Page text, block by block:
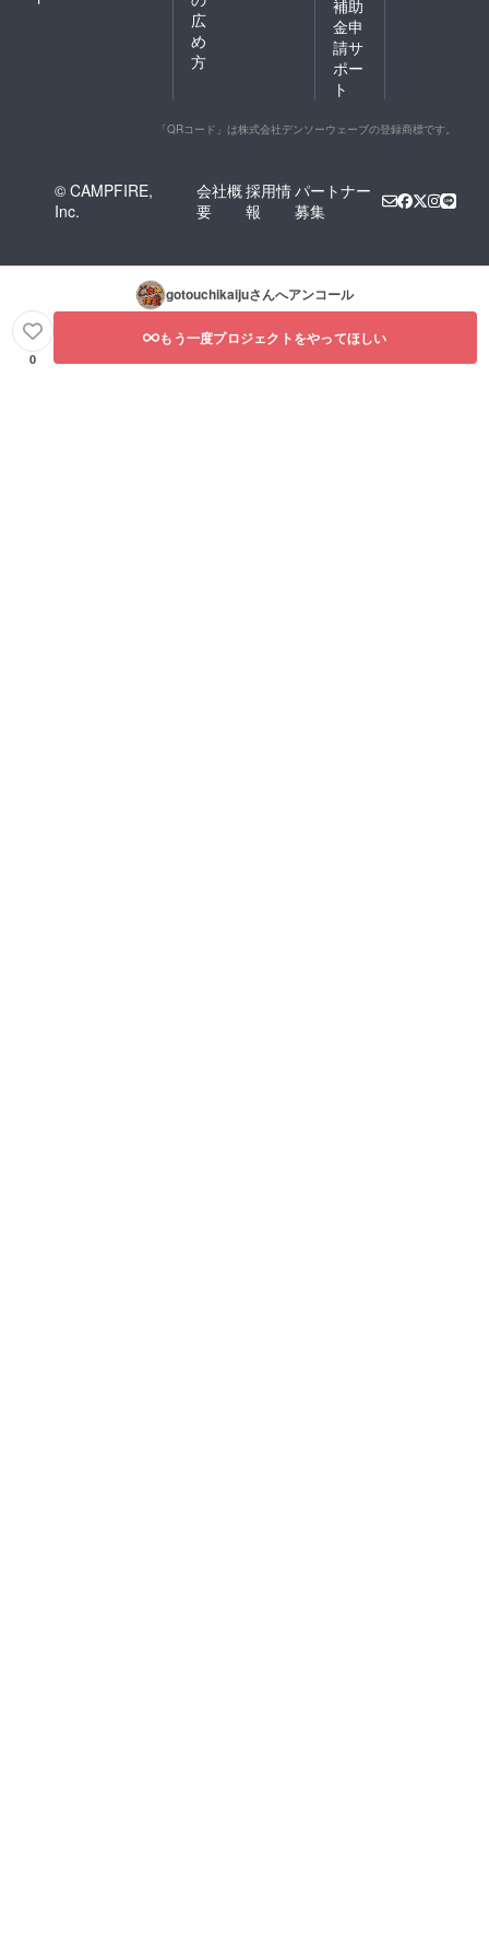
広
め
方
補助
金申
請サ
ポー
ト
「QRコード」は株式会社デンソーウェーブの登録商標です。
© CAMPFIRE,
Inc.
会社概
要
採用情
報
パートナー
募集
gotouchikaijuさんへアンコール
0
もう一度プロジェクトをやってほしい